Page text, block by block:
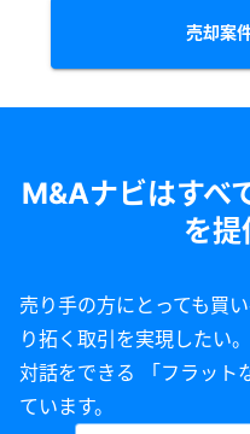
売却案
M&Aナビはすべ
を
売り手の方にとっても買
り拓く取引を実現したい
対話をできる 「フラット
ています。